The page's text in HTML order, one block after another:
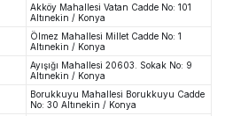
Akköy Mahallesi Vatan Cadde No: 101
Altınekin / Konya
Ölmez Mahallesi Millet Cadde No: 1
Altınekin / Konya
Ayışığı Mahallesi 20603. Sokak No: 9
Altınekin / Konya
Borukkuyu Mahallesi Borukkuyu Cadde
No: 30 Altınekin / Konya